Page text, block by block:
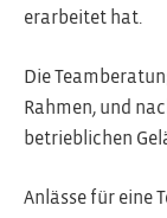
erarbeitet hat.
Die
Rahmen, und
betrieblichen
Anlässe für eine